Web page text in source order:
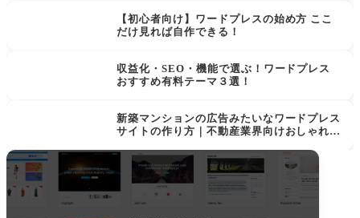
【初心者向け】ワードプレスの始め方 ここ
だけ見れば自作できる！
収益化・SEO・機能で選ぶ！ワードプレス
おすすめ有料テーマ３選！
新築マンションの広告みたいなワードプレス
サイトの作り方｜不動産業界向けおしゃれ高